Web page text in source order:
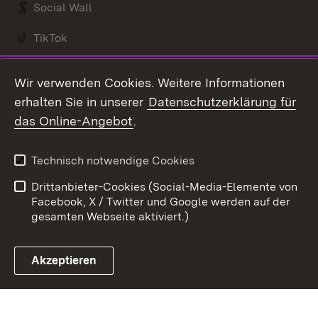
Social Wall
TikTok
Link zum Landesportal
Kontakt
Barrierefreiheit
Impressum
Cookies
Wir verwenden Cookies. Weitere Informationen
erhalten Sie in unserer Datenschutzerklärung für
das Online-Angebot.
Technisch notwendige Cookies
Drittanbieter-Cookies (Social-Media-Elemente von
Facebook, X / Twitter und Google werden auf der
gesamten Webseite aktiviert.)
Akzeptieren